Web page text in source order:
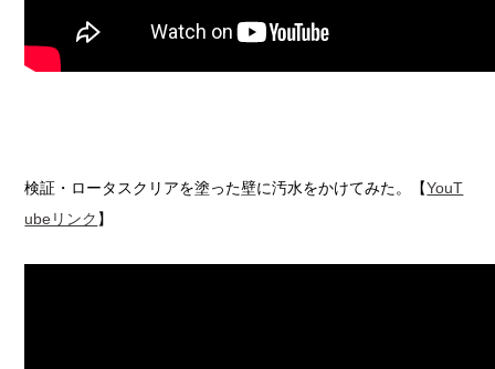
検証・ロータスクリアを塗った壁に汚水をかけてみた。【YouT
ubeリンク 】